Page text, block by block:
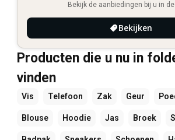
Bekijk de aanbiedingen bij u in
Bekijken
Producten die u nu in
vinden
Vis Telefoon Zak Geur
Blouse Hoodie Jas Broek